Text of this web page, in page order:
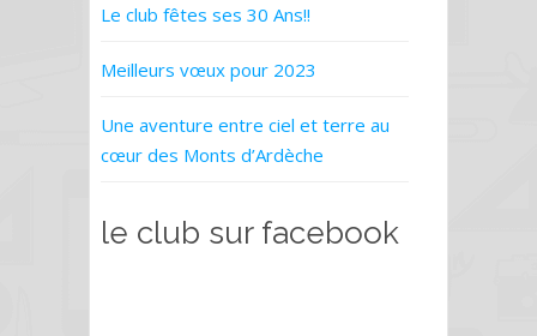
Le club fêtes ses 30 Ans!!
Meilleurs vœux pour 2023
Une aventure entre ciel et terre au
cœur des Monts d’Ardèche
le club sur facebook